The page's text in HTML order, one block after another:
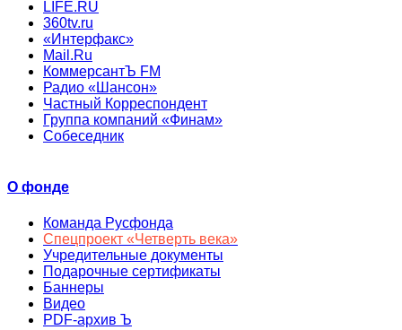
LIFE.RU
360tv.ru
«Интерфакс»
Mail.Ru
КоммерсантЪ FM
Радио «Шансон»
Частный Корреспондент
Группа компаний «Финам»
Собеседник
О фонде
Команда Русфонда
Спецпроект «Четверть века»
Учредительные документы
Подарочные сертификаты
Баннеры
Видео
PDF-архив Ъ